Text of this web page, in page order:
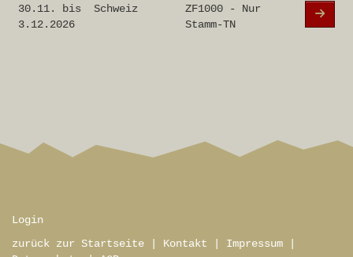
30.11. bis
3.12.2026
Schweiz
ZF1000 - Nur
Stamm-TN
Login
zurück zur Startseite
Kontakt Impressum